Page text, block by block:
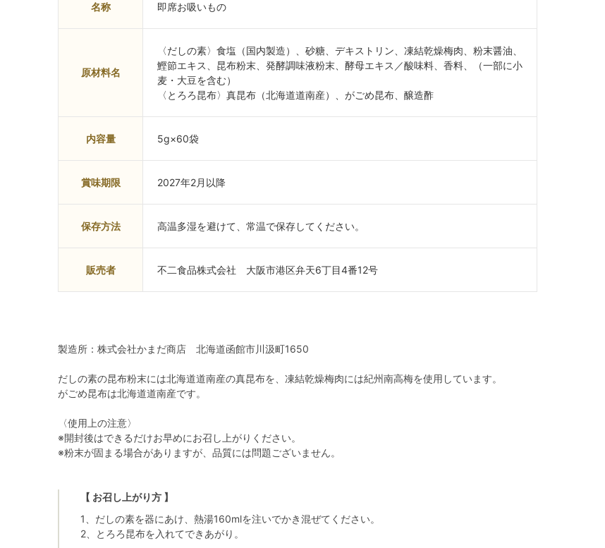
名称 即席お吸いもの
原材料名
〈だしの素〉食塩（国内製造）、砂糖、デキストリン、凍結乾燥梅肉、粉末醤油、
鰹節エキス、昆布粉末、発酵調味液粉末、酵母エキス／酸味料、香料、（一部に小
麦・大豆を含む）
〈とろろ昆布〉真昆布（北海道道南産）、がごめ昆布、醸造酢
内容量 5g×60袋
賞味期限 2027年2月以降
保存方法 高温多湿を避けて、常温で保存してください。
販売者 不二食品株式会社 大阪市港区弁天6丁目4番12号
製造所：株式会社かまだ商店 北海道函館市川汲町1650
だしの素の昆布粉末には北海道道南産の真昆布を、凍結乾燥梅肉には紀州南高梅を使用しています。
がごめ昆布は北海道道南産です。
〈使用上の注意〉
※開封後はできるだけお早めにお召し上がりください。
※粉末が固まる場合がありますが、品質には問題ございません。
【 お召し上がり方 】
1、だしの素を器にあけ、熱湯160mlを注いでかき混ぜてください。
2、とろろ昆布を入れてできあがり。